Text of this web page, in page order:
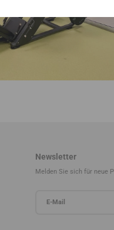
Newsletter
Melden Sie sich für neue